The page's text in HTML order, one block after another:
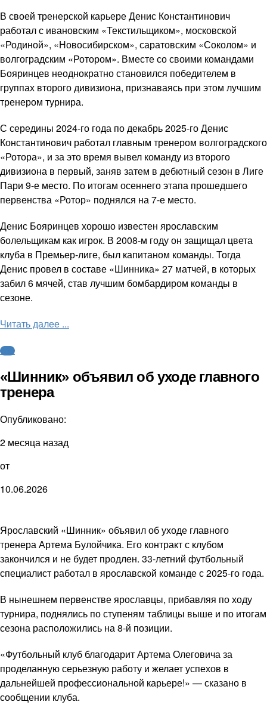
В своей тренерской карьере Денис Константинович
работал с ивановским «Текстильщиком», московской
«Родиной», «Новосибирском», саратовским «Соколом» и
волгоградским «Ротором». Вместе со своими командами
Бояринцев неоднократно становился победителем в
группах второго дивизиона, признаваясь при этом лучшим
тренером турнира.
С середины 2024-го года по декабрь 2025-го Денис
Константинович работал главным тренером волгоградского
«Ротора», и за это время вывел команду из второго
дивизиона в первый, заняв затем в дебютный сезон в Лиге
Пари 9-е место. По итогам осеннего этапа прошедшего
первенства «Ротор» поднялся на 7-е место.
Денис Бояринцев хорошо известен ярославским
болельщикам как игрок. В 2008-м году он защищал цвета
клуба в Премьер-лиге, был капитаном команды. Тогда
Денис провел в составе «Шинника» 27 матчей, в которых
забил 6 мячей, став лучшим бомбардиром команды в
сезоне.
Читать далее ...
ФНЛ
«Шинник» объявил об уходе главного
тренера
Опубликовано:
2 месяца назад
от
10.06.2026
Ярославский «Шинник» объявил об уходе главного
тренера Артема Булойчика. Его контракт с клубом
закончился и не будет продлен. 33-летний футбольный
специалист работал в ярославской команде с 2025-го года.
В нынешнем первенстве ярославцы, прибавляя по ходу
турнира, поднялись по ступеням таблицы выше и по итогам
сезона расположились на 8-й позиции.
«Футбольный клуб благодарит Артема Олеговича за
проделанную серьезную работу и желает успехов в
дальнейшей профессиональной карьере!» — сказано в
сообщении клуба.